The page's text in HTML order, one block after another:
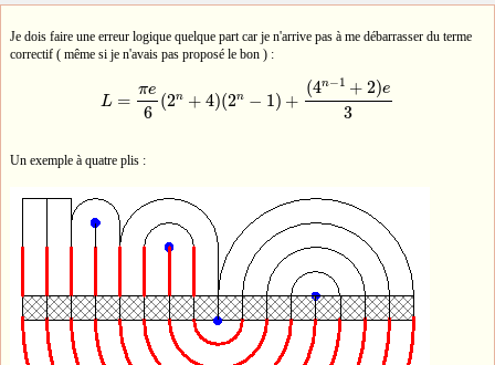
Je dois faire une erreur logique quelque part car je n'arrive pas à me débarrasser du terme
correctif ( même si je n'avais pas proposé le bon ) :
L =
πe
6
(2n + 4)(2n − 1) +
(4n−1 + 2)e
3
L=πe 6(2 n+4)(2n −1 +(4 n− 1+2)e3
Un exemple à quatre plis :